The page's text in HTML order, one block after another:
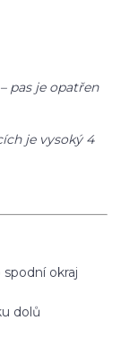
pas je opatřen
je vysoký 4
okraj
dolů